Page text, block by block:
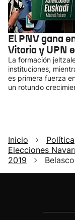
El PNV gana
Vitoria y UPN
La formación
instituciones,
es primera fuerza
un rotundo
Inicio Política
Elecciones
2019